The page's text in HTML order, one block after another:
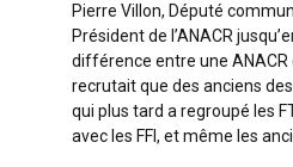
Pierre Villon, Député
Président de l’ANACR
différence entre une ANACR
recrutait que des anciens
qui plus tard a regroupé les
avec les FFI, et même les